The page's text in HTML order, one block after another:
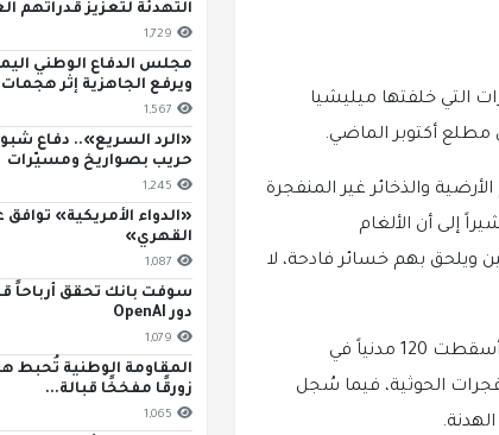
والمتفجرات التي خلفتها ميليشيا
مطلع أكتوبر الماضي.
والذخائر غير المنفجرة
خلال فترة الهدنة، من بينهم 95 قتيلاً، مشيراً إلى أن الألغام
ويلحق بهم خسائر فادحة، لا
وعلى الرغم من استمرار الهدنة ستة أشهر، فإن الألغام والمتفجرات الحوثية أسقطت 120 مدنياً في
الحوثية، فيما سُجل
التهدئة لتعزيز قدراتهم
1,729
مجلس الدفاع الوطني
ويرفع الجاهزية إثر
1,567
«الرد السريع».. دفاع
حريب بصواريخ ومسيّرات
1,245
«الدواء الأمريكية» توافق
القهري»
1,087
دور OpenAI
1,079
المقاومة الوطنية تُحبط
زورقًا مفخخًا قبالة...
1,065